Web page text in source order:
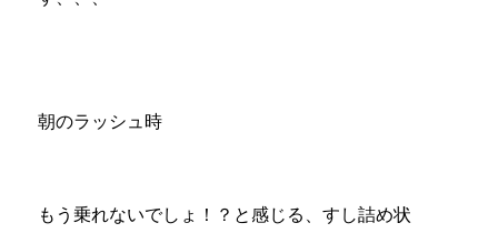
朝のラッシュ時
もう乗れないでしょ！？と感じる、すし詰め状